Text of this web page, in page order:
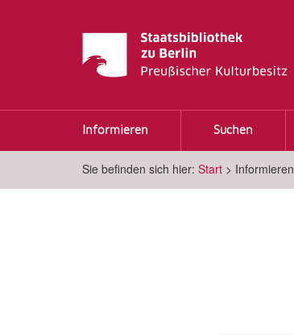
Informieren Suchen
Sie befinden sich hier: Start > Informieren